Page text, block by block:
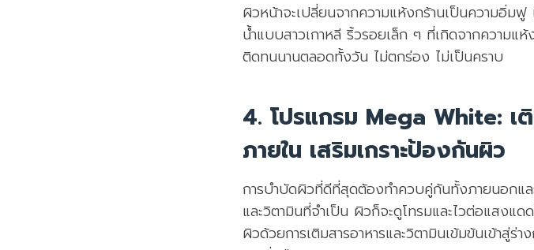
ผิวหน้าจะเปลี่ยนจากความแห้งกร้านเป็นความอิ่
น้ำแบบสาวเกาหลี ริ้วรอยเล็ก ๆ ที่เกิดจากความแ
ติดทนนานตลอดทั้งวัน ไม่ตกร่อง ไม่เป็นคราบ
4. โปรแกรม Mega White: เ
ภายใน เสริมเกราะป้องกันผิว
การบำบัดผิวที่ดีที่สุดต้องทำควบคู่กันทั้งภายนอกแล
และวิตามินที่จำเป็น ผิวก็จะดูโทรมและไวต่อแสง
ผิวด้วยการเติมสารอาหารและวิตามินเข้มข้นเข้าสู่